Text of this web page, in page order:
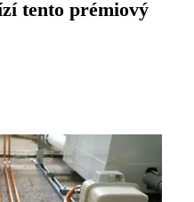
tento prémiový